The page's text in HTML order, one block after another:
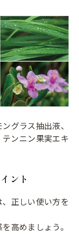
グラス抽出液、
ンニン果実エキ
ント
正しい使い方を
高めましょう。